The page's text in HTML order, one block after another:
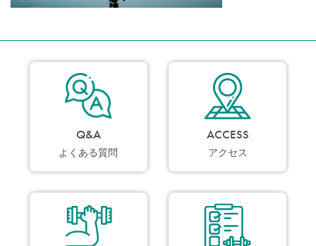
Q&A
よくある質問
ACCESS
アクセス